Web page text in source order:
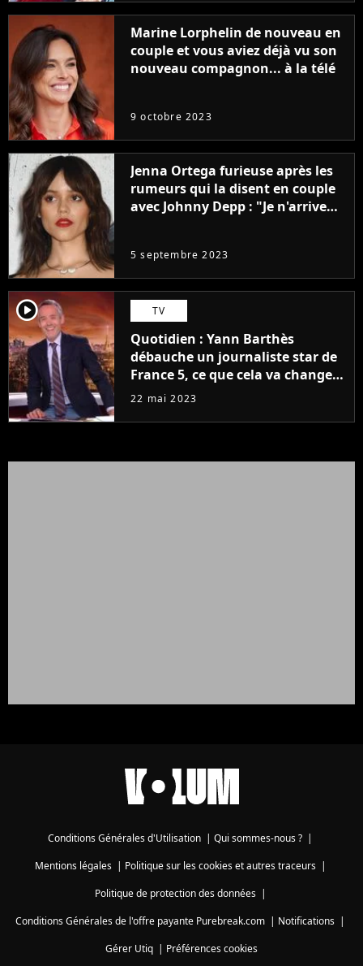
Marine Lorphelin de nouveau en
couple et vous aviez déjà vu son
nouveau compagnon... à la télé
9 octobre 2023
Jenna Ortega furieuse après les
rumeurs qui la disent en couple
avec Johnny Depp : "Je n'arrive
5 septembre 2023
player2 TV
Quotidien : Yann Barthès
débauche un journaliste star de
France 5, ce que cela va changer
à la rentrée
22 mai 2023
Conditions Générales d'Utilisation Qui sommes-nous ?
Mentions légales| Politique sur les cookies et autres traceurs|
Politique de protection des données|
Conditions Générales de l'offre payante Purebreak.com
Notifications
Gérer Utiq
Préférences cookies